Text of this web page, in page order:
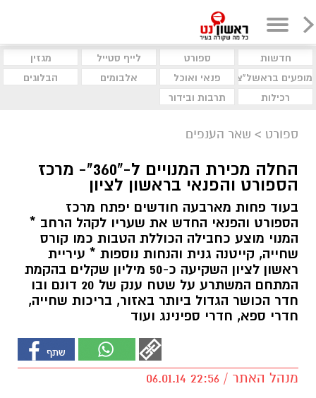
חדשות ספורט לייף סטייל
מגזין
מופעים בראשל"צ
פנאי ואוכל אלבומים
הבלוגים
רכילות
תרבות ובידור
ספורט > שאר הענפים
החלה מכירת המנויים ל-"360"- מרכז
הספורט והפנאי בראשון לציון
בעוד פחות מארבעה חודשים יפתח מרכז
הספורט והפנאי החדש את שעריו לקהל הרחב *
המנוי מוצע כחבילה הכוללת הטבות כמו קורס
שחייה, קייטנה גנית והנחות נוספות * עיריית
ראשון לציון השקיעה כ-50 מיליון שקלים בהקמת
המתחם המשתרע על שטח ענק של 20 דונם ובו
חדר הכושר הגדול ביותר באזור, בריכות שחייה,
חדרי ספא, חדרי ספינינג ועוד
מנהל האתר / 22:56 06.01.14